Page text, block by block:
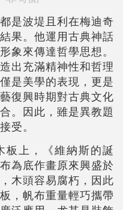
是波堤且利在梅迪奇
果。他運用古典神話
象來傳達哲學思想。
出充滿精神性和哲理
是美學的表現，更是
復興時期對古典文化
。因此，雖是異教題
受。
板上，《維納斯的誕
為底作畫原來興盛於
木頭容易腐朽，因此
，帆布重量輕巧攜帶